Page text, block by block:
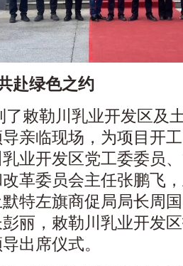
赴绿色之约
了敕勒川乳业开发区及
亲临现场，为项目开
业开发区党工委委员
革委员会主任张鹏飞
特左旗商促局局长周
丽，敕勒川乳业开发
出席仪式。